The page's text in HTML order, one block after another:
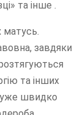
та інше .
матусь.
завдяки
та інших
дуже швидко